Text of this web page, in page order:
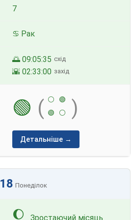
7
♋ Рак
🌅 09:05:35 схід
🌇 02:33:00 захід
🟢 ( ⚪
🟢
🟢
⚪ )
Детальніше →
18 Понеділок
🌔 Зростаючий місяць